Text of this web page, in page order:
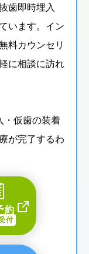
歯即時埋入
います。イン
料カウンセリ
に相談に訪れ
仮歯の装着
が完了するわ
約
付